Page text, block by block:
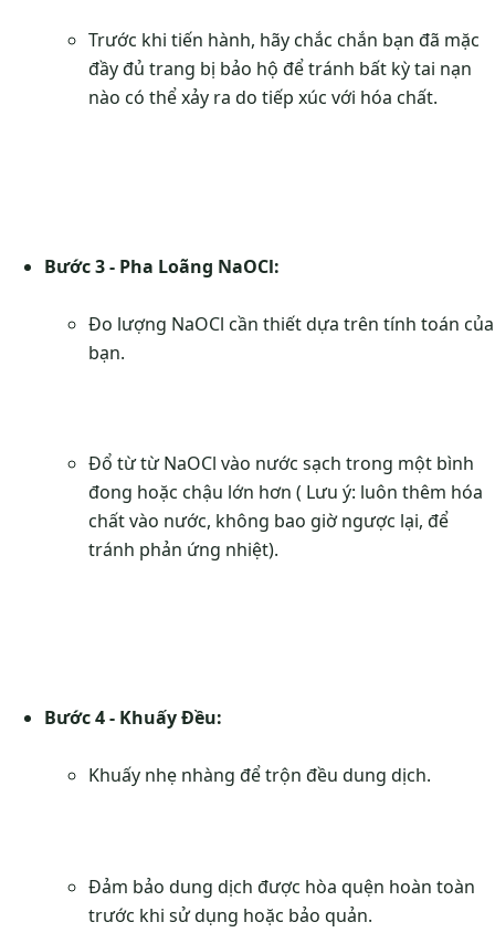
Trước khi tiến hành, hãy chắc chắn bạn đã mặc
đầy đủ trang bị bảo hộ để tránh bất kỳ tai nạn
nào có thể xảy ra do tiếp xúc với hóa chất.
Bước 3 - Pha Loãng NaOCl:
Đo lượng NaOCl cần thiết dựa trên tính toán của
bạn.
Đổ từ từ NaOCl vào nước sạch trong một bình
đong hoặc chậu lớn hơn ( Lưu ý: luôn thêm hóa
chất vào nước, không bao giờ ngược lại, để
tránh phản ứng nhiệt).
Bước 4 - Khuấy Đều:
Khuấy nhẹ nhàng để trộn đều dung dịch.
Đảm bảo dung dịch được hòa quện hoàn toàn
trước khi sử dụng hoặc bảo quản.